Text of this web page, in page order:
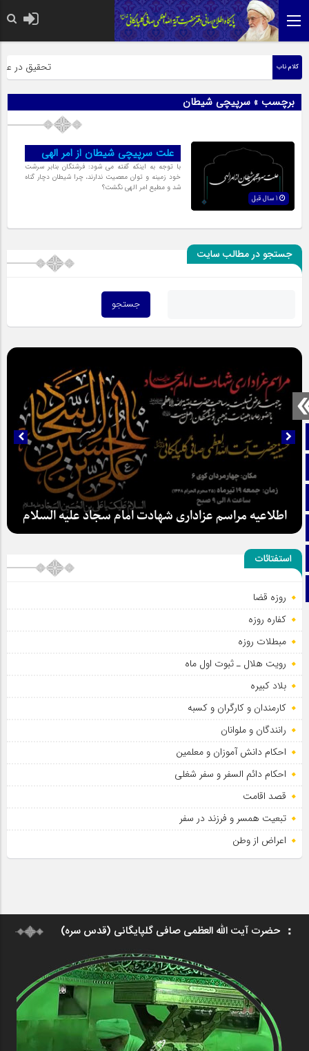
صفحه نخست
آپارات
اینستاگرام
کلام ناب تحقیق در
برچسب » سرپیچی شیطان
علت سرپیچی شیطان از امر الهی
با توجه به اینکه گفته مى شود: فرشتگان بنابر سرشت
خود زمینه و توان معصیت ندارند، چرا شیطان دچار گناه
شد و مطیع امر الهى نگشت؟
جستجو در مطالب سایت
اطلاعیه مراسم عزاداری شهادت امام سجاد علیه السلام
استفتائات
روزه قضا
کفاره روزه
مبطلات روزه
رویت هلال ـ ثبوت اول ماه
بلاد کبیره
کارمندان و کارگران و کسبه
رانندگان و ملوانان
احکام دانش آموزان و معلمین
احکام دائم السفر و سفر شغلی
قصد اقامت
تبعیت همسر و فرزند در سفر
اعراض از وطن
حضرت آیت الله العظمی صافی گلپایگانی (قدس سره)